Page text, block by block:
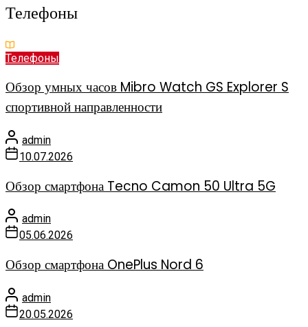
Телефоны
Телефоны
Обзор умных часов Mibro Watch GS Explorer S
спортивной направленности
admin
10.07.2026
Обзор смартфона Tecno Camon 50 Ultra 5G
admin
05.06.2026
Обзор смартфона OnePlus Nord 6
admin
20.05.2026